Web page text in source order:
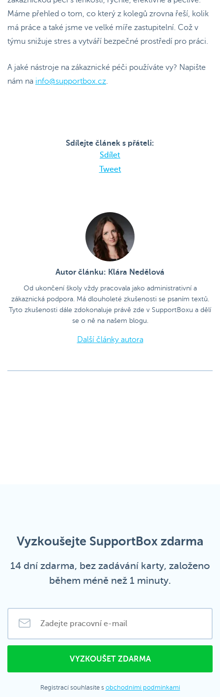
Máme přehled o tom, co který z kolegů zrovna řeší, kolik
má práce a také jsme ve velké míře zastupitelní. Což v
týmu snižuje stres a vytváří bezpečné prostředí pro práci.
A jaké nástroje na zákaznické péči používáte vy? Napište
nám na info@supportbox.cz.
Sdílejte článek s přáteli:
Sdílet
Tweet
Autor článku: Klára Nedělová
Od ukončení školy vždy pracovala jako administrativní a
zákaznická podpora. Má dlouholeté zkušenosti se psaním textů.
Tyto zkušenosti dále zdokonaluje právě zde v SupportBoxu a dělí
se o ně na našem blogu.
Další články autora
Vyzkoušejte SupportBox zdarma
14 dní zdarma, bez zadávání karty, založeno
během méně než 1 minuty.
Registrací souhlasíte s obchodními podmínkami